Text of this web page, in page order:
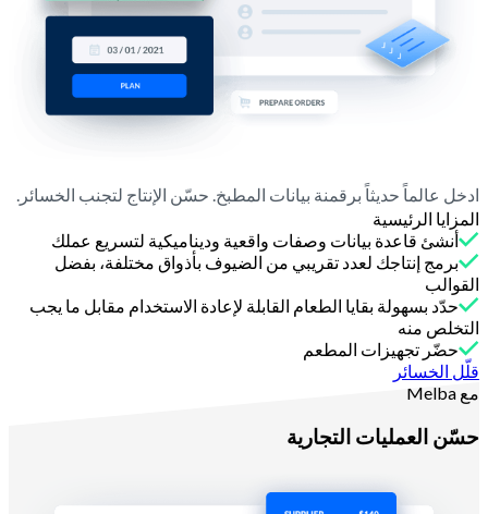
ادخل عالماً حديثاً برقمنة بيانات المطبخ. حسّن الإنتاج لتجنب الخسائر.
المزايا الرئيسية
أنشئ قاعدة بيانات وصفات واقعية وديناميكية لتسريع عملك
برمج إنتاجك لعدد تقريبي من الضيوف بأذواق مختلفة، بفضل
القوالب
حدّد بسهولة بقايا الطعام القابلة لإعادة الاستخدام مقابل ما يجب
التخلص منه
حضّر تجهيزات المطعم
قلّل الخسائر
مع Melba
حسّن العمليات التجارية